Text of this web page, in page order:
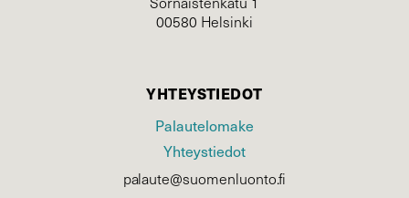
00580 Helsinki
YHTEYSTIEDOT
Palautelomake
Yhteystiedot
palaute@suomenluonto.fi